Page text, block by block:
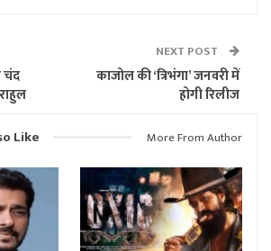
चंद
NEXT POST
काजोल की ‘त्रिभंगा’ जनवरी में
होगी रिलीज
Like
More From Author